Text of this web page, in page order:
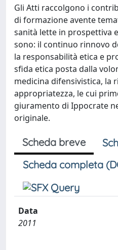
Gli Atti raccolgono i
di formazione avente
sanità lette in prospettiva
sono: il continuo rinnovo
la responsabilità etica e
sfida etica posta dalla
medicina difensivistica, la
appropriatezza, le cui
giuramento di Ippocrate
originale.
Scheda breve
Scheda completa
Data
2011